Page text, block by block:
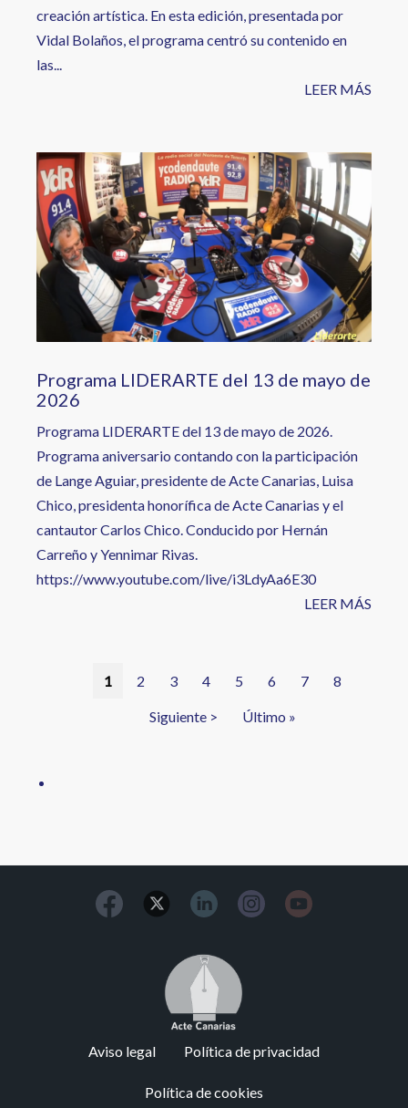
creación artística. En esta edición, presentada por
Vidal Bolaños, el programa centró su contenido en
las...
LEER MÁS
Image
Programa LIDERARTE del 13 de mayo de
2026
Programa LIDERARTE del 13 de mayo de 2026.
Programa aniversario contando con la participación
de Lange Aguiar, presidente de Acte Canarias, Luisa
Chico, presidenta honorífica de Acte Canarias y el
cantautor Carlos Chico. Conducido por Hernán
Carreño y Yennimar Rivas.
https://www.youtube.com/live/i3LdyAa6E30
LEER MÁS
Página
1 Página
2 Página
3 Página
4 Página
5 Página
6 Página
7 Página
8
Siguiente
Siguiente >
Última
Último »
Image
Aviso legal Política de privacidad
Política de cookies